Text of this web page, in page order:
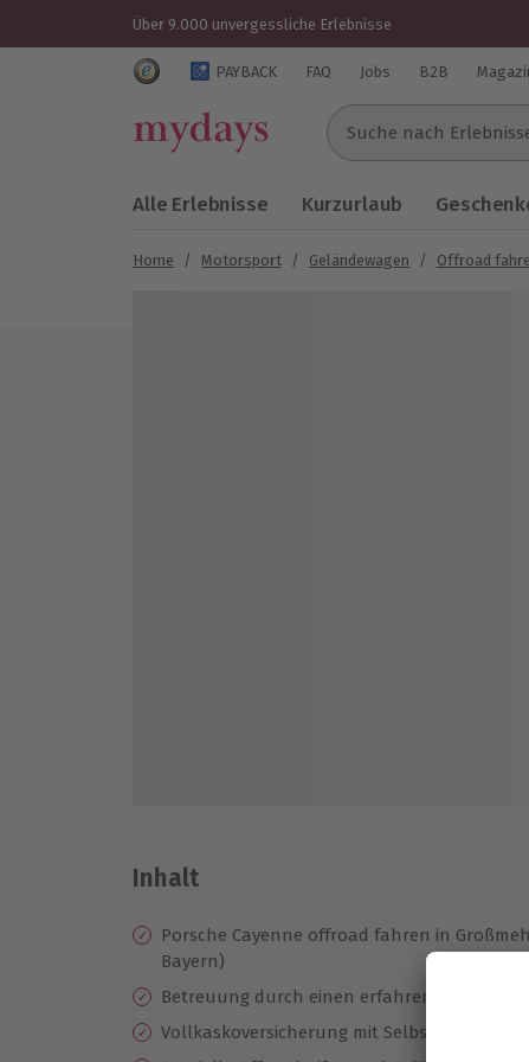
Über 9.000 unvergessliche Erlebnisse
Trustedshops Bewertungen für mydays.de
PAYBACK FAQ Jobs B2B
Suche nach
Alle Erlebnisse Kurzurlaub
Home / Motorsport / Geländewagen / Offroad
Inhalt
Porsche Cayenne offroad fahren in
Bayern)
Betreuung durch einen erfahrenen
Vollkaskoversicherung mit Selbstbeteiligung